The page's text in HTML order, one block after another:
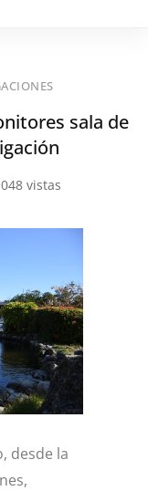
sala de
vistas
desde la